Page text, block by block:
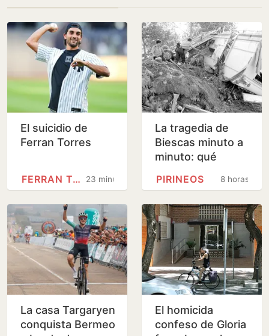
El suicidio de
Ferran Torres
23 minutos
FERRAN TORRES
La tragedia de
Biescas minuto a
minuto: qué
mortal de hace8 horas
PIRINEOS
La casa Targaryen
conquista Bermeo
El homicida
confeso de Gloria